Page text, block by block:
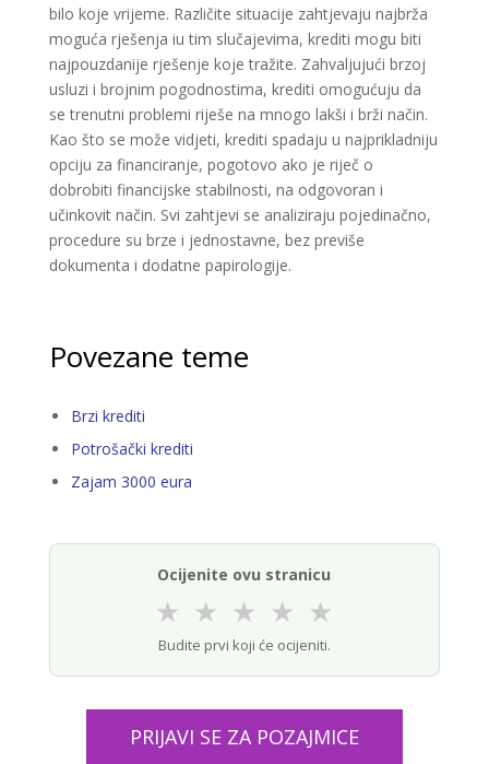
bilo koje vrijeme. Različite situacije zahtjevaju najbrža
moguća rješenja iu tim slučajevima, krediti mogu biti
najpouzdanije rješenje koje tražite. Zahvaljujući brzoj
usluzi i brojnim pogodnostima, krediti omogućuju da
se trenutni problemi riješe na mnogo lakši i brži način.
Kao što se može vidjeti, krediti spadaju u najprikladniju
opciju za financiranje, pogotovo ako je riječ o
dobrobiti financijske stabilnosti, na odgovoran i
učinkovit način. Svi zahtjevi se analiziraju pojedinačno,
procedure su brze i jednostavne, bez previše
dokumenta i dodatne papirologije.
Povezane teme
Brzi krediti
Potrošački krediti
Zajam 3000 eura
Ocijenite ovu stranicu
★ ★ ★ ★ ★
Budite prvi koji će ocijeniti.
PRIJAVI SE ZA POZAJMICE